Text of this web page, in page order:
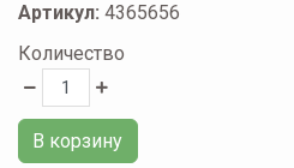
Артикул: 4365656
Количество
В корзину